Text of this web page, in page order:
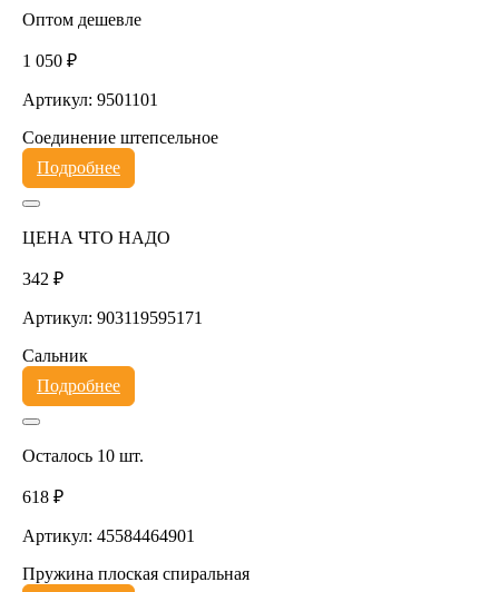
Оптом дешевле
1 050 ₽
Артикул: 9501101
Соединение штепсельное
Подробнее
ЦЕНА ЧТО НАДО
342 ₽
Артикул: 903119595171
Сальник
Подробнее
Осталось 10 шт.
618 ₽
Артикул: 45584464901
Пружина плоская спиральная